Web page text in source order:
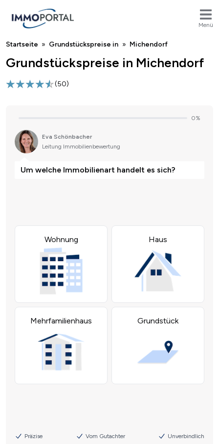
Menü
Breadcrumb
Startseite Grundstückspreise in Michendorf
Grundstückspreise in Michendorf
(50)